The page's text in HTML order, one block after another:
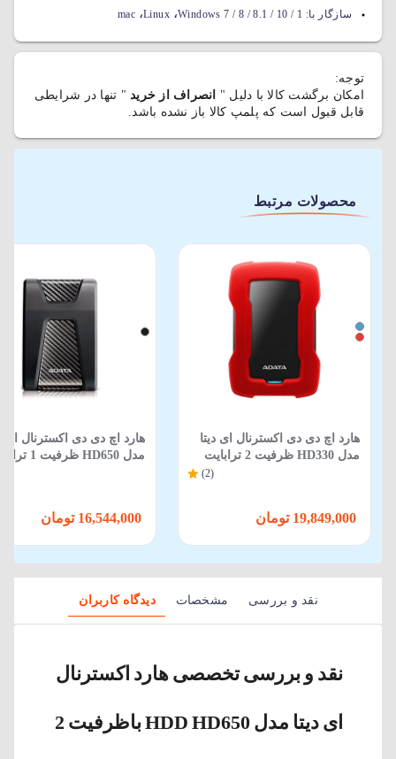
سازگار با: Windows 7 / 8 / 8.1 / 10 / 1، Linux، mac
توجه:
امکان برگشت کالا با دلیل "
انصراف از خرید " تنها در شرایطی
قابل قبول است که پلمپ کالا باز نشده باشد.
محصولات مرتبط
هارد اچ دی دی اکسترنال ای دیتا
مدل HD330 ظرفیت 2 ترابایت
(2)
هارد اچ دی دی اکسترنال ای
مدل HD650 ظرفیت 1 ترابایت
نقد و بررسی مشخصات دیدگاه کاربران
نقد و بررسی تخصصی هارد اکسترنال
ای دیتا مدل HDD HD650 باظرفیت 2